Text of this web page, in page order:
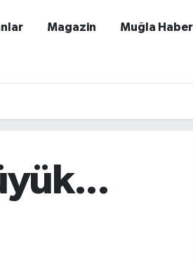
Magazin Muğla Haber